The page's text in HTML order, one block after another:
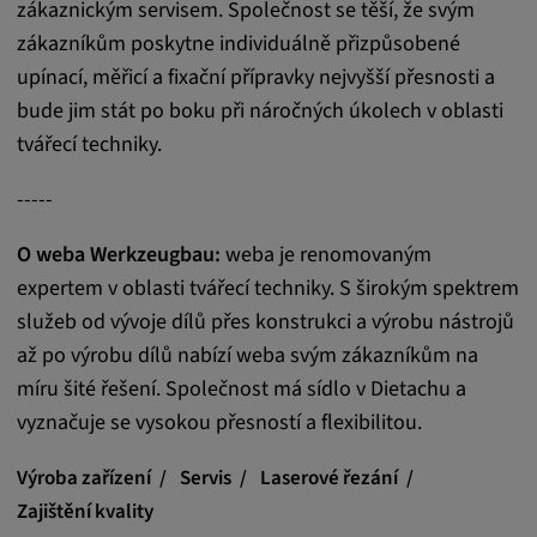
zákaznickým servisem. Společnost se těší, že svým
zákazníkům poskytne individuálně přizpůsobené
upínací, měřicí a fixační přípravky nejvyšší přesnosti a
bude jim stát po boku při náročných úkolech v oblasti
tvářecí techniky.
-----
O weba Werkzeugbau: weba je renomovaným
expertem v oblasti tvářecí techniky. S širokým spektrem
služeb od vývoje dílů přes konstrukci a výrobu nástrojů
až po výrobu dílů nabízí weba svým zákazníkům na
míru šité řešení. Společnost má sídlo v Dietachu a
vyznačuje se vysokou přesností a flexibilitou.
Výroba zařízení
Servis
Laserové řezání
Zajištění kvality
readable,
ytidb::LAST_RESULT_ENTRY_KEY, yt-
player-lv, yt-player-bandaid-host, yt-player-
Poskytovatel:
VISITOR_INFO1_LIVE slouží k rozpoznání
a řešení problémů se službou. YSC používá
služba YouTube k ukládání uživatelských
vstupů a jejich přiřazování k akcím uživatele.
Trvání cookies:
Vimeo